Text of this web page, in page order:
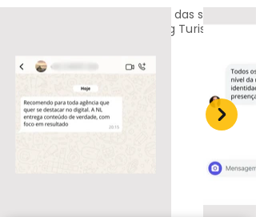
O que nossos clientes falam das soluções
criadas pela NL Marketing Turismo